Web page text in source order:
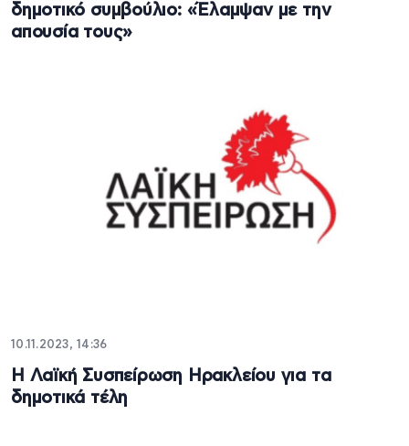
δημοτικό συμβούλιο: «Έλαμψαν με την
απουσία τους»
10.11.2023, 14:36
Η Λαϊκή Συσπείρωση Ηρακλείου για τα
δημοτικά τέλη